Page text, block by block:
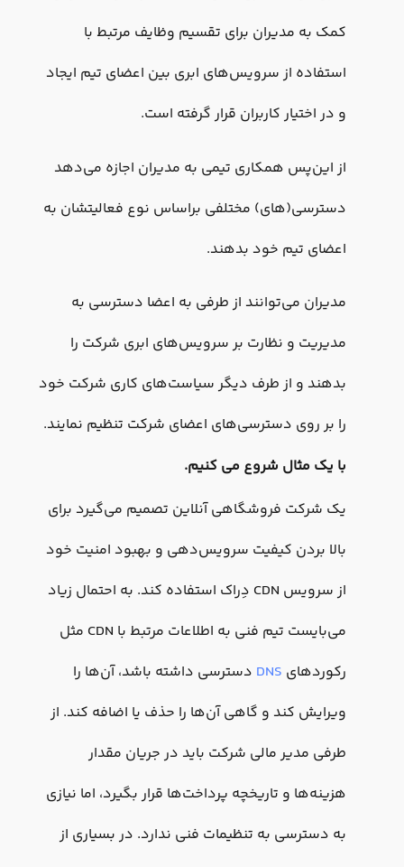
کمک به مدیران برای تقسیم وظایف مرتبط با
استفاده از سرویس‌های ابری بین اعضای تیم ایجاد
و در اختیار کاربران قرار گرفته است.
از این‌پس همکاری تیمی به مدیران اجازه می‌دهد
دسترسی(های) مختلفی براساس نوع فعالیتشان به
اعضای تیم خود بدهند.
مدیران می‌توانند از طرفی به اعضا دسترسی‌ به
مدیریت و نظارت بر سرویس‌های ابری شرکت را
بدهند و از طرف دیگر سیاست‌های کاری شرکت خود
را بر روی دسترسی‌های اعضای شرکت تنظیم نمایند.
با یک مثال شروع می کنیم.
یک شرکت فروشگاهی آنلاین تصمیم می‌گیرد برای
بالا بردن کیفیت سرویس‌دهی و بهبود امنیت خود
از سرویس CDN دِراک استفاده کند. به احتمال زیاد
می‌بایست تیم فنی به اطلاعات مرتبط با CDN مثل
رکوردهای DNS دسترسی داشته باشد، آن‌ها را
ویرایش کند و گاهی آن‌ها را حذف یا اضافه کند. از
طرفی مدیر مالی شرکت باید در جریان مقدار
هزینه‌ها و تاریخچه پرداخت‌ها قرار بگیرد، اما نیازی
به دسترسی به تنظیمات فنی ندارد. در بسیاری از